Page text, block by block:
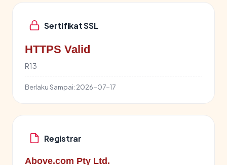
Sertifikat SSL
HTTPS Valid
R13
Berlaku Sampai: 2026-07-17
Registrar
Above.com Pty Ltd.